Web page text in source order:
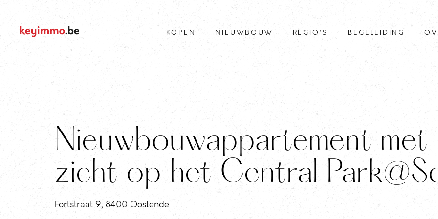
KOPEN NIEUWBOUW REGIO’S BEGELEIDING
Nieuwbouwappartement met
zicht op het Central
Fortstraat 9, 8400 Oostende